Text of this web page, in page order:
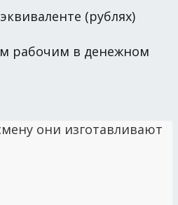
(рублях)
рабочим в денежном
они изготавливают